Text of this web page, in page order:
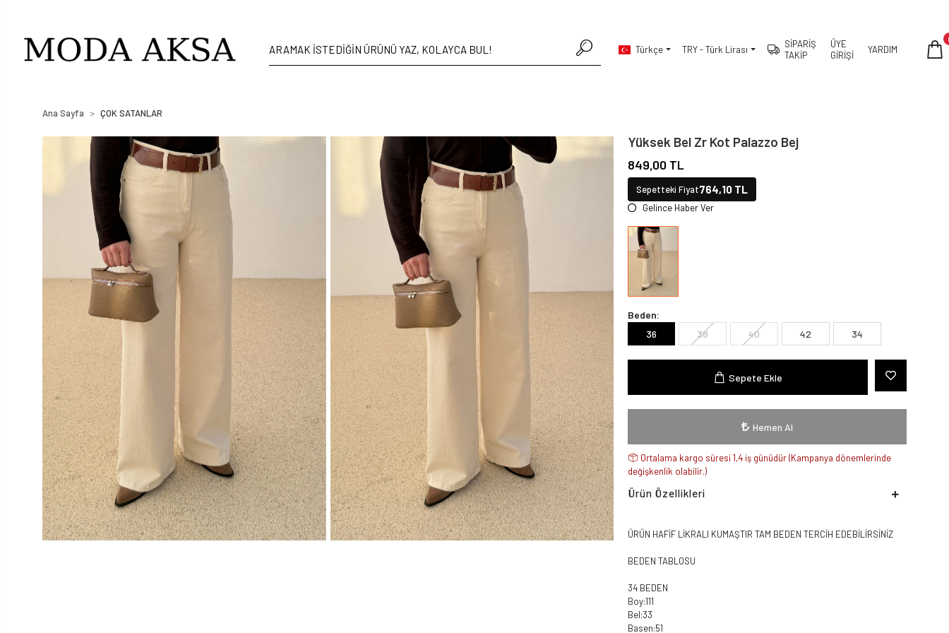
Türkçe TRY - Türk Lirası
SİPARİŞ
TAKİP
ÜYE
GİRİŞİ
YARDIM
Ana Sayfa ÇOK SATANLAR
Yüksek Bel Zr Kot Palazzo Bej
849,00 TL
Sepetteki Fiyat764,10 TL
Gelince Haber Ver
Beden:
36
38 40 42 34
Sepete Ekle
Hemen Al
Ortalama kargo süresi 1,4 iş günüdür (Kampanya dönemlerinde
değişkenlik olabilir.)
Ürün Özellikleri
ÜRÜN HAFİF LİKRALI KUMAŞTIR TAM BEDEN TERCİH EDEBİLİRSİNİZ
BEDEN TABLOSU
34 BEDEN
Boy:111
Bel:33
Basen:51